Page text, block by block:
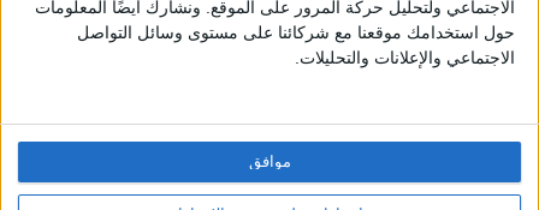
موافق
+962 79 202 7000